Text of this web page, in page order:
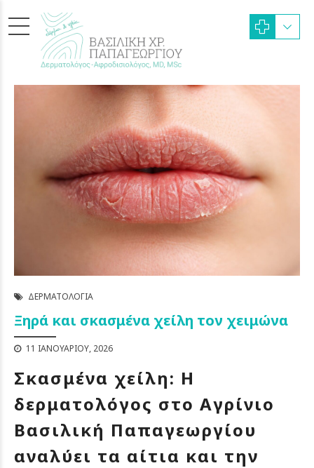
ΔΕΡΜΑΤΟΛΟΓΊΑ
Ξηρά και σκασμένα χείλη τον χειμώνα
11 ΙΑΝΟΥΑΡΊΟΥ, 2026
Σκασμένα χείλη: Η
δερματολόγος στο Αγρίνιο
Βασιλική Παπαγεωργίου
αναλύει τα αίτια και την